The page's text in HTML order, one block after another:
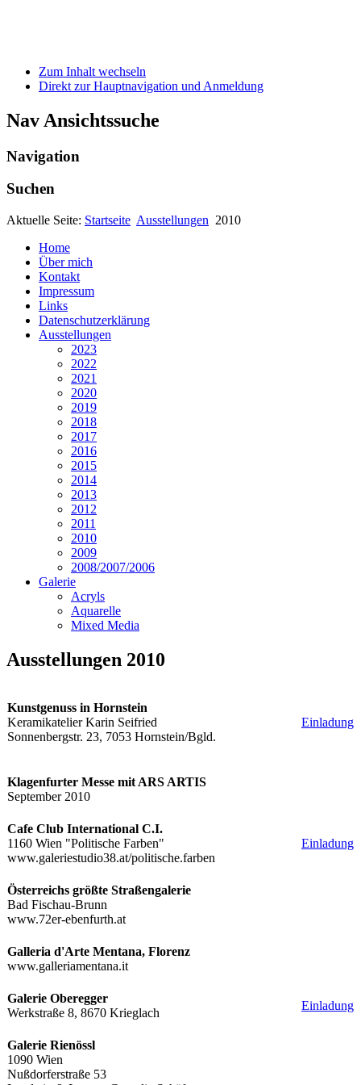
Zum Inhalt wechseln
Direkt zur Hauptnavigation und Anmeldung
Nav Ansichtssuche
Navigation
Suchen
Aktuelle Seite: Startseite Ausstellungen 2010
Home
Über mich
Kontakt
Impressum
Links
Datenschutzerklärung
Ausstellungen
2023
2022
2021
2020
2019
2018
2017
2016
2015
2014
2013
2012
2011
2010
2009
2008/2007/2006
Galerie
Acryls
Aquarelle
Mixed Media
Ausstellungen 2010
Kunstgenuss in Hornstein
Keramikatelier Karin Seifried
Sonnenbergstr. 23, 7053 Hornstein/Bgld.
Einladung
Klagenfurter Messe mit ARS ARTIS
September 2010
Cafe Club International C.I.
1160 Wien "Politische Farben"
www.galeriestudio38.at/politische.farben
Einladung
Österreichs größte Straßengalerie
Bad Fischau-Brunn
www.72er-ebenfurth.at
Galleria d'Arte Mentana, Florenz
www.galleriamentana.it
Galerie Oberegger
Werkstraße 8, 8670 Krieglach
Einladung
Galerie Rienössl
1090 Wien
Nußdorferstraße 53